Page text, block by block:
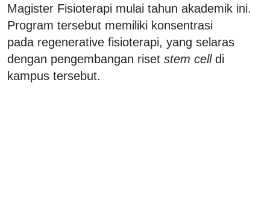
Magister Fisioterapi mulai tahun akademik ini.
Program tersebut memiliki konsentrasi
pada regenerative fisioterapi, yang selaras
dengan pengembangan riset stem celldi
kampus tersebut.